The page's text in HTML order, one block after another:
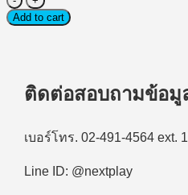
PC
(คอมพิวเตอร์
Dell
Slim
SFF
(OECS1250I301)
Core
Add to cart
ติดต่อสอบถามข้อมู
เบอร์โทร. 02-491-4564 ext.
Line ID: @nextplay